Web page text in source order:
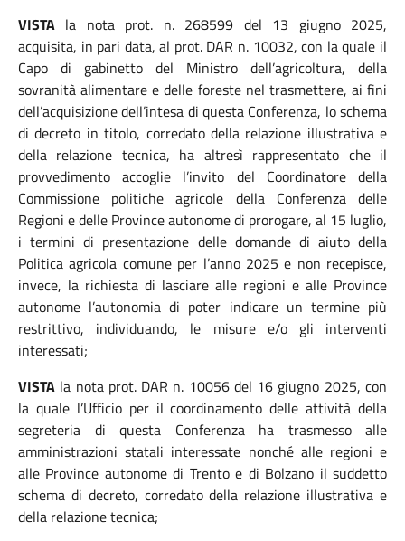
VISTA la nota prot. n. 268599 del 13 giugno 2025,
acquisita, in pari data, al prot. DAR n. 10032, con la quale il
Capo di gabinetto del Ministro dell’agricoltura, della
sovranità alimentare e delle foreste nel trasmettere, ai fini
dell’acquisizione dell’intesa di questa Conferenza, lo schema
di decreto in titolo, corredato della relazione illustrativa e
della relazione tecnica, ha altresì rappresentato che il
provvedimento accoglie l’invito del Coordinatore della
Commissione politiche agricole della Conferenza delle
Regioni e delle Province autonome di prorogare, al 15 luglio,
i termini di presentazione delle domande di aiuto della
Politica agricola comune per l’anno 2025 e non recepisce,
invece, la richiesta di lasciare alle regioni e alle Province
autonome l’autonomia di poter indicare un termine più
restrittivo, individuando, le misure e/o gli interventi
interessati;
VISTA la nota prot. DAR n. 10056 del 16 giugno 2025, con
la quale l’Ufficio per il coordinamento delle attività della
segreteria di questa Conferenza ha trasmesso alle
amministrazioni statali interessate nonché alle regioni e
alle Province autonome di Trento e di Bolzano il suddetto
schema di decreto, corredato della relazione illustrativa e
della relazione tecnica;